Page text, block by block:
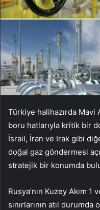
Türkiye halihazırda Mavi
boru hatlarıyla kritik bir
İsrail, İran ve Irak gibi
doğal gaz göndermesi
stratejik bir konumda
Rusya’nın Kuzey Akım
sınırlarının atıl